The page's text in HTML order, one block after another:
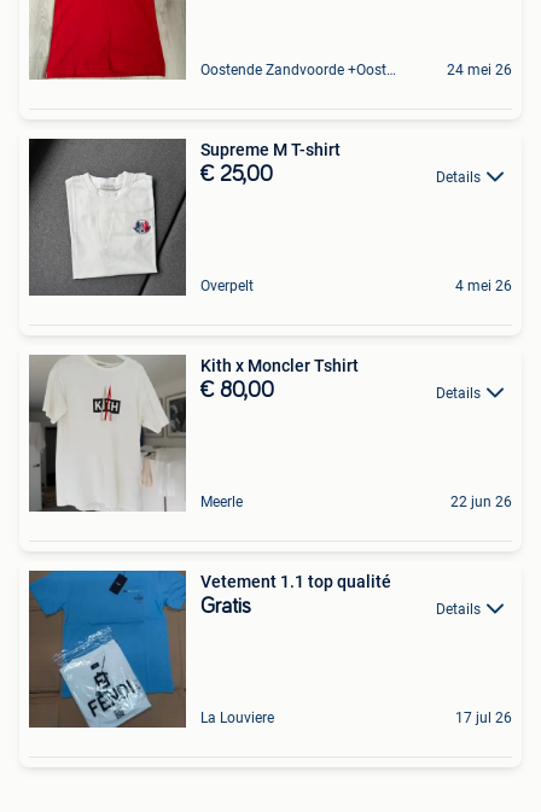
Oostende Zandvoorde +Oostende 24 mei 26
Supreme M T-shirt
€ 25,00 Details
Overpelt 4 mei 26
Kith x Moncler Tshirt
€ 80,00 Details
Meerle 22 jun 26
Vetement 1.1 top qualité
Gratis Details
La Louviere 17 jul 26